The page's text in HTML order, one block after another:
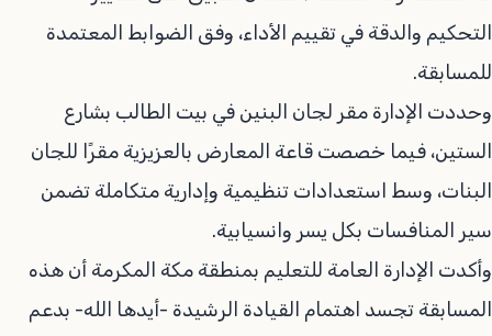
التحكيم والدقة في تقييم الأداء، وفق الضوابط المعتمدة
للمسابقة.
وحددت الإدارة مقر لجان البنين في بيت الطالب بشارع
الستين، فيما خصصت قاعة المعارض بالعزيزية مقرًا للجان
البنات، وسط استعدادات تنظيمية وإدارية متكاملة تضمن
سير المنافسات بكل يسر وانسيابية.
وأكدت الإدارة العامة للتعليم بمنطقة مكة المكرمة أن هذه
المسابقة تجسد اهتمام القيادة الرشيدة -أيدها الله- بدعم